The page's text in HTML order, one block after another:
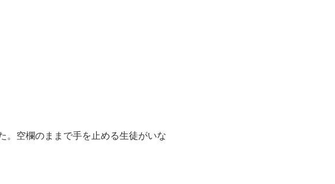
。空欄のままで手を止める生徒がいな